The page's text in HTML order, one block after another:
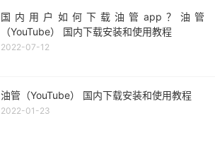
国内用户如何下载油管app？油管
（YouTube） 国内下载安装和使用教程
2022-07-12
油管（YouTube） 国内下载安装和使用教程
2022-01-23